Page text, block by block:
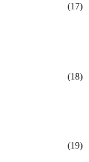
(17)
(18)
(19)